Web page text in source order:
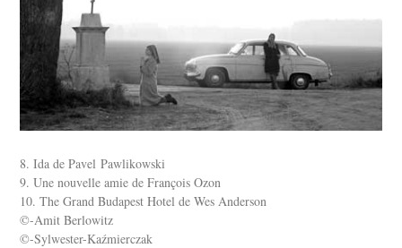
8. Ida de Pavel Pawlikowski
9. Une nouvelle amie de François Ozon
10. The Grand Budapest Hotel de Wes Anderson
©-Amit Berlowitz
©-Sylwester-Kaźmierczak